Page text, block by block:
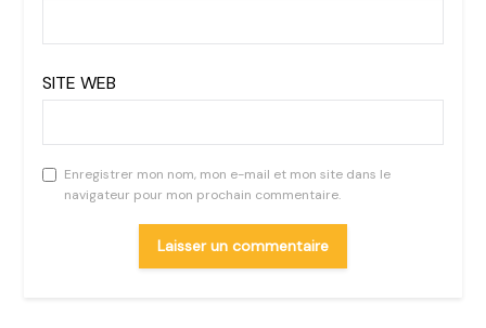
SITE WEB
Enregistrer mon nom, mon e-mail et mon site dans le
navigateur pour mon prochain commentaire.